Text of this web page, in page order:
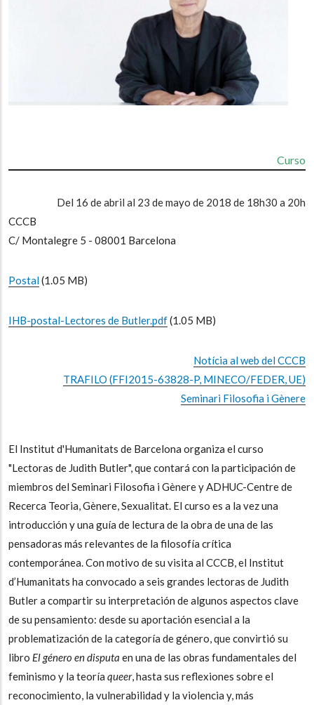
Curso
Del 16 de abril al 23 de mayo de 2018 de 18h30 a 20h
CCCB
C/ Montalegre 5 - 08001 Barcelona
Postal(1.05 MB)
IHB-postal-Lectores de Butler.pdf(1.05 MB)
Notícia al web del CCCB
TRAFILO (FFI2015-63828-P, MINECO/FEDER, UE)
Seminari Filosofia i Gènere
El Institut d'Humanitats de Barcelona organiza el curso
"Lectoras de Judith Butler", que contará con la participación de
miembros del Seminari Filosofia i Gènere y ADHUC-Centre de
Recerca Teoria, Gènere, Sexualitat. El curso es a la vez una
introducción y una guía de lectura de la obra de una de las
pensadoras más relevantes de la filosofía crítica
contemporánea. Con motivo de su visita al CCCB, el Institut
d’Humanitats ha convocado a seis grandes lectoras de Judith
Butler a compartir su interpretación de algunos aspectos clave
de su pensamiento: desde su aportación esencial a la
problematización de la categoría de género, que convirtió su
libro El género en disputa en una de las obras fundamentales del
feminismo y la teoría queer, hasta sus reflexiones sobre el
reconocimiento, la vulnerabilidad y la violencia y, más